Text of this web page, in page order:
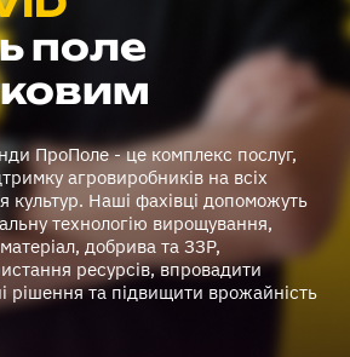
поле
ПроПоле - це комплекс послуг,
агровиробників на всіх
культур. Наші фахівці допоможуть
технологію вирощування,
добрива та ЗЗР,
ресурсів, впровадити
рішення та підвищити врожайність